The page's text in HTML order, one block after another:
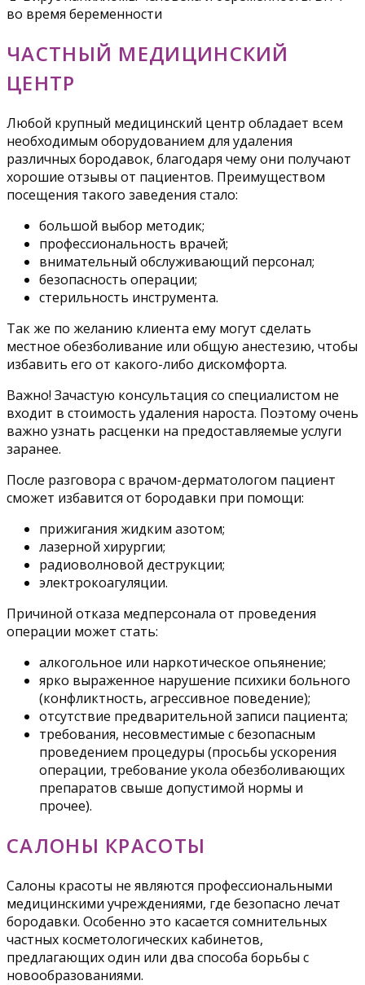
во время беременности
ЧАСТНЫЙ МЕДИЦИНСКИЙ
ЦЕНТР
Любой крупный медицинский центр обладает всем
необходимым оборудованием для удаления
различных бородавок, благодаря чему они получают
хорошие отзывы от пациентов. Преимуществом
посещения такого заведения стало:
большой выбор методик;
профессиональность врачей;
внимательный обслуживающий персонал;
безопасность операции;
стерильность инструмента.
Так же по желанию клиента ему могут сделать
местное обезболивание или общую анестезию, чтобы
избавить его от какого-либо дискомфорта.
Важно! Зачастую консультация со специалистом не
входит в стоимость удаления нароста. Поэтому очень
важно узнать расценки на предоставляемые услуги
заранее.
После разговора с врачом-дерматологом пациент
сможет избавится от бородавки при помощи:
прижигания жидким азотом;
лазерной хирургии;
радиоволновой деструкции;
электрокоагуляции.
Причиной отказа медперсонала от проведения
операции может стать:
алкогольное или наркотическое опьянение;
ярко выраженное нарушение психики больного
(конфликтность, агрессивное поведение);
отсутствие предварительной записи пациента;
требования, несовместимые с безопасным
проведением процедуры (просьбы ускорения
операции, требование укола обезболивающих
препаратов свыше допустимой нормы и
прочее).
САЛОНЫ КРАСОТЫ
Салоны красоты не являются профессиональными
медицинскими учреждениями, где безопасно лечат
бородавки. Особенно это касается сомнительных
частных косметологических кабинетов,
предлагающих один или два способа борьбы с
новообразованиями.